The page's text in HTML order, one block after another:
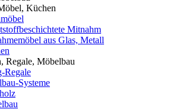
Küchen
Mitnahm
aus Glas, Metall
Regale, Möbelbau
Regale
Systeme